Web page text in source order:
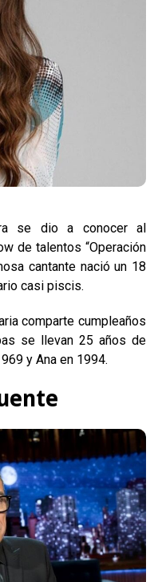
se dio a conocer al
de talentos “Operación
cantante nació un 18
casi piscis.
comparte cumpleaños
se llevan 25 años de
y Ana en 1994.